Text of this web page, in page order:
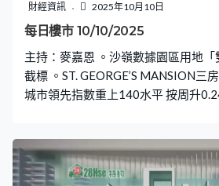
財經資訊 2025年10月10日
每日樓市 10/10/2025
主持：麥嘉恩 。沙嶺數據園區用地
截標 。ST. GEORGE’S MANSION三
城市領先指數重上140水平 按周升